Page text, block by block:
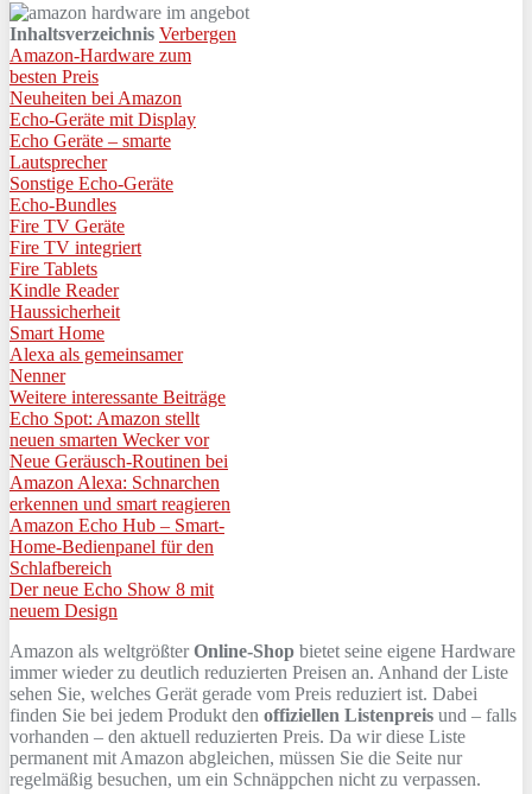
Inhaltsverzeichnis Verbergen
Amazon-Hardware zum
besten Preis
Neuheiten bei Amazon
Echo-Geräte mit Display
Echo Geräte – smarte
Lautsprecher
Sonstige Echo-Geräte
Echo-Bundles
Fire TV Geräte
Fire TV integriert
Fire Tablets
Kindle Reader
Haussicherheit
Smart Home
Alexa als gemeinsamer
Nenner
Weitere interessante Beiträge
Echo Spot: Amazon stellt
neuen smarten Wecker vor
Neue Geräusch-Routinen bei
Amazon Alexa: Schnarchen
erkennen und smart reagieren
Amazon Echo Hub – Smart-
Home-Bedienpanel für den
Schlafbereich
Der neue Echo Show 8 mit
neuem Design
Amazon als weltgrößterOnline-Shop bietet seine eigene Hardware
immer wieder zu deutlich reduzierten Preisen an. Anhand der Liste
sehen Sie, welches Gerät gerade vom Preis reduziert ist. Dabei
finden Sie bei jedem Produkt den offiziellen Listenpreis und – falls
vorhanden – den aktuell reduzierten Preis. Da wir diese Liste
permanent mit Amazon abgleichen, müssen Sie die Seite nur
regelmäßig besuchen, um ein Schnäppchen nicht zu verpassen.